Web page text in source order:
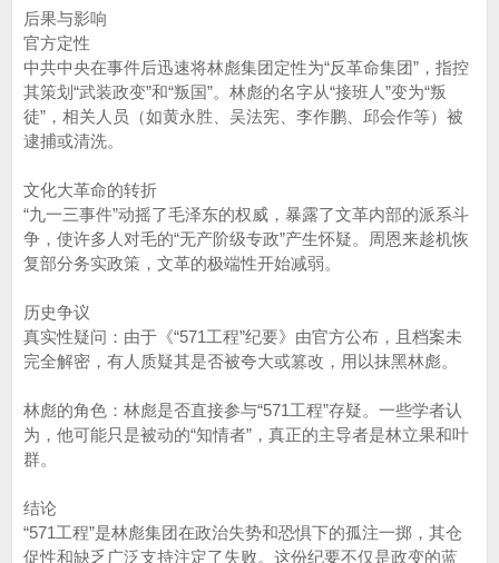
后果与影响
官方定性
中共中央在事件后迅速将林彪集团定性为“反革命集团”，指控
其策划“武装政变”和“叛国”。林彪的名字从“接班人”变为“叛
徒”，相关人员（如黄永胜、吴法宪、李作鹏、邱会作等）被
逮捕或清洗。
文化大革命的转折
“九一三事件”动摇了毛泽东的权威，暴露了文革内部的派系斗
争，使许多人对毛的“无产阶级专政”产生怀疑。周恩来趁机恢
复部分务实政策，文革的极端性开始减弱。
历史争议
真实性疑问：由于《“571工程”纪要》由官方公布，且档案未
完全解密，有人质疑其是否被夸大或篡改，用以抹黑林彪。
林彪的角色：林彪是否直接参与“571工程”存疑。一些学者认
为，他可能只是被动的“知情者”，真正的主导者是林立果和叶
群。
结论
“571工程”是林彪集团在政治失势和恐惧下的孤注一掷，其仓
促性和缺乏广泛支持注定了失败。这份纪要不仅是政变的蓝